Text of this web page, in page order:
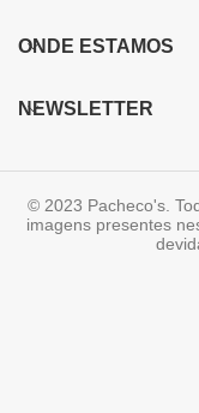
ONDE ESTAMOS
NEWSLETTER
© 2023 Pacheco's.
imagens presentes